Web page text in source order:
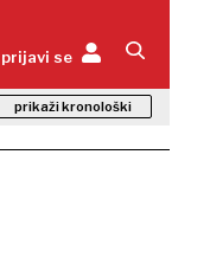
prijavi se
prikaži kronološki